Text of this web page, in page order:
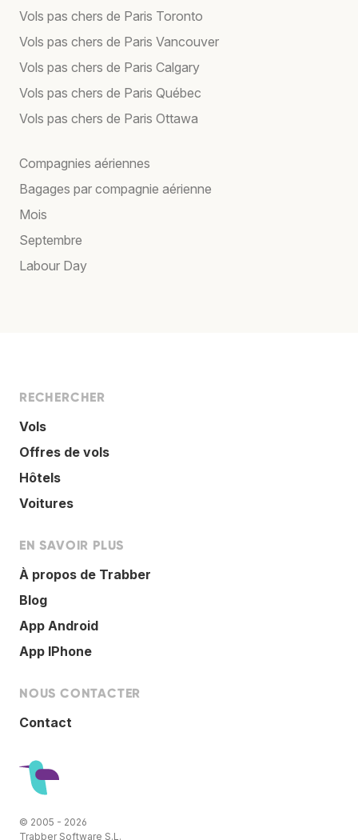
Vols pas chers de Paris Toronto
Vols pas chers de Paris Vancouver
Vols pas chers de Paris Calgary
Vols pas chers de Paris Québec
Vols pas chers de Paris Ottawa
Compagnies aériennes
Bagages par compagnie aérienne
Mois
Septembre
Labour Day
RECHERCHER
Vols
Offres de vols
Hôtels
Voitures
EN SAVOIR PLUS
À propos de Trabber
Blog
App Android
App IPhone
NOUS CONTACTER
Contact
© 2005 - 2026
Trabber Software S.L.